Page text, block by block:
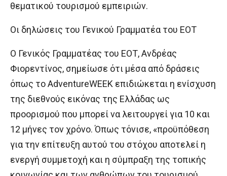
θεματικού τουρισμού εμπειριών.
Οι δηλώσεις του Γενικού Γραμματέα του ΕΟΤ
Ο Γενικός Γραμματέας του ΕΟΤ, Ανδρέας
Φιορεντίνος, σημείωσε ότι μέσα από δράσεις
όπως το AdventureWEEK επιδιώκεται η ενίσχυση
της διεθνούς εικόνας της Ελλάδας ως
προορισμού που μπορεί να λειτουργεί για 10 και
12 μήνες τον χρόνο. Όπως τόνισε, «προϋπόθεση
για την επίτευξη αυτού του στόχου αποτελεί η
ενεργή συμμετοχή και η σύμπραξη της τοπικής